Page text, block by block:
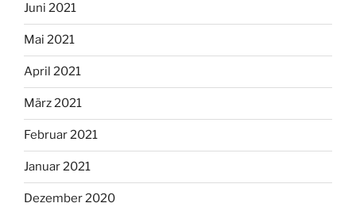
Juni 2021
Mai 2021
April 2021
März 2021
Februar 2021
Januar 2021
Dezember 2020